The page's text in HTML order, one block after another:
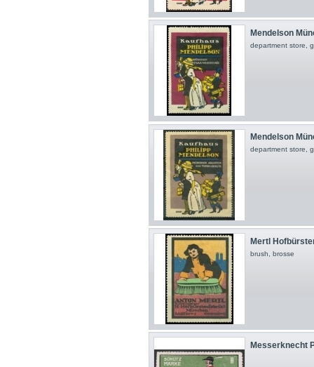
Mendelson
department store,
Mendelson
department store,
Mertl
brush, brosse
Messerknecht